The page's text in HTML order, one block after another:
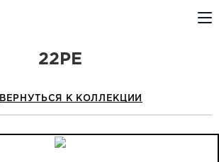
КОМПАНИЯ
PROFILDOORS
22PE
ВЕРНУТЬСЯ К КОЛЛЕКЦИИ